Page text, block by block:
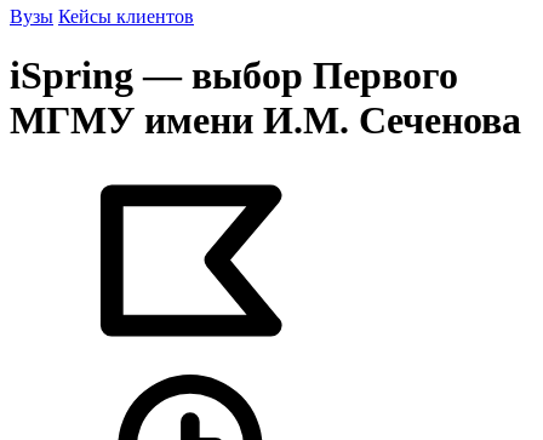
Вузы Кейсы клиентов
iSpring — выбор Первого
МГМУ имени И.М. Сеченова